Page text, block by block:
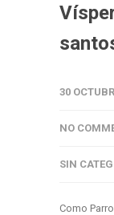
30
NO
SIN
Como